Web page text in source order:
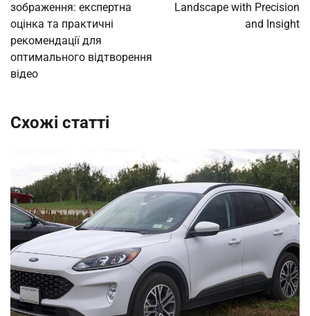
зображення: експертна
оцінка та практичні
рекомендації для
оптимального відтворення
відео
Landscape with Precision
and Insight
Схожі статті